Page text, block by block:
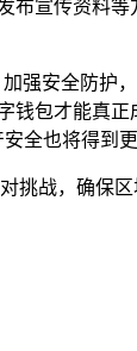
宣传资料
强安全防
包才能真
全也将得到更
战，确保